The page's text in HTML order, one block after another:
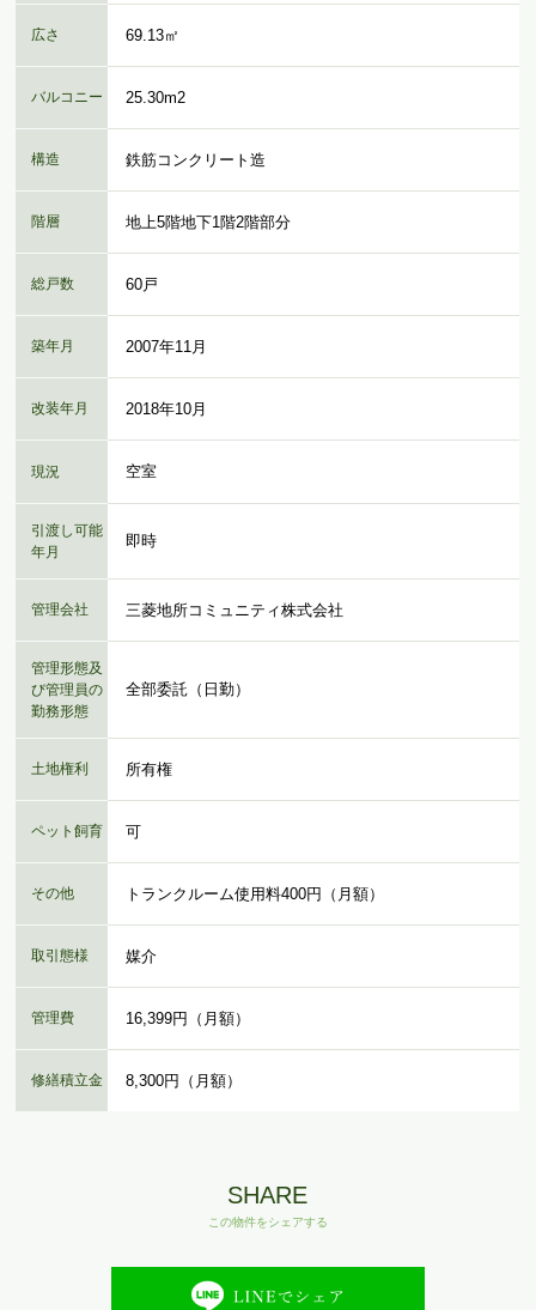
広さ 69.13㎡
バルコニー 25.30m2
構造 鉄筋コンクリート造
階層 地上5階地下1階2階部分
総戸数 60戸
築年月 2007年11月
改装年月 2018年10月
現況 空室
引渡し可能
年月
即時
管理会社 三菱地所コミュニティ株式会社
管理形態及
び管理員の
勤務形態
全部委託（日勤）
土地権利 所有権
ペット飼育 可
その他 トランクルーム使用料400円（月額）
取引態様 媒介
管理費 16,399円（月額）
修繕積立金 8,300円（月額）
SHARE
この物件をシェアする